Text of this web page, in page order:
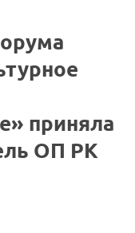
приняла
ОП РК